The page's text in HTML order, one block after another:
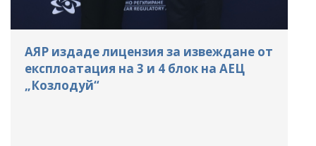
АЯР издаде лицензия за извеждане от
експлоатация на 3 и 4 блок на АЕЦ
„Козлодуй“